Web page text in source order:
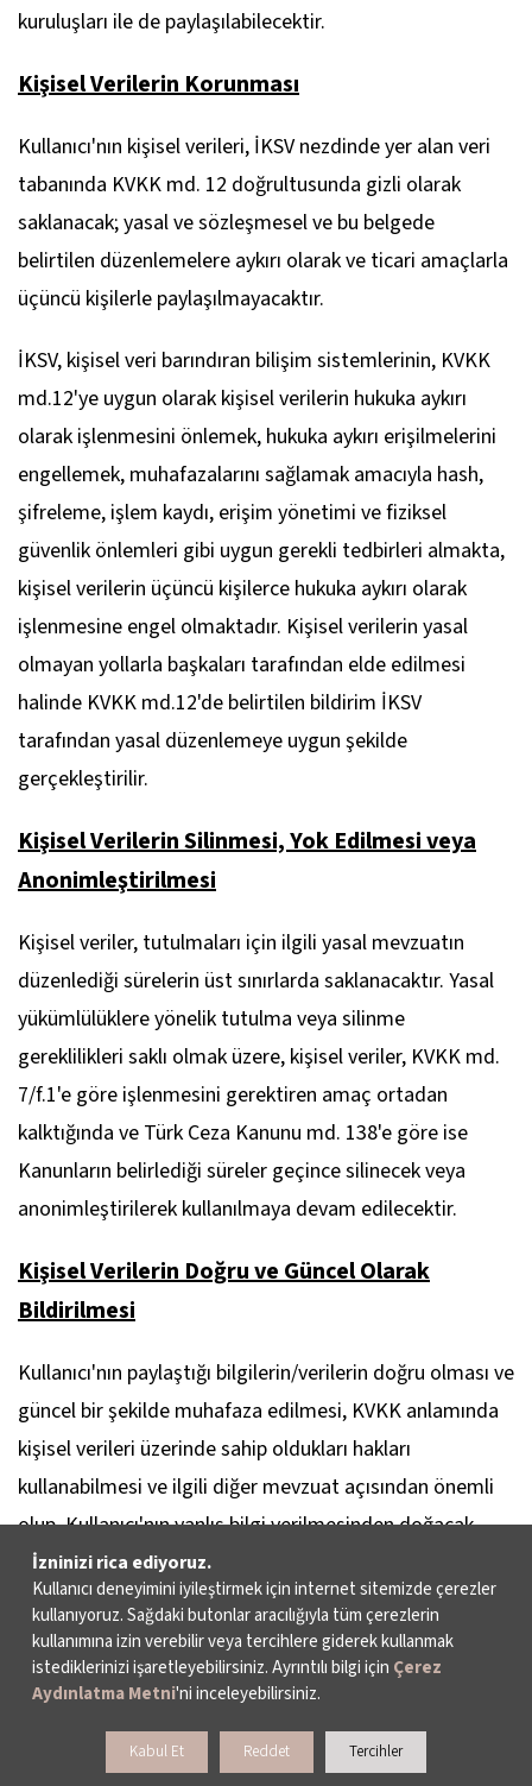
kuruluşları ile de paylaşılabilecektir.
Kişisel Verilerin Korunması
Kullanıcı'nın kişisel verileri, İKSV nezdinde yer alan veri
tabanında KVKK md. 12 doğrultusunda gizli olarak
saklanacak; yasal ve sözleşmesel ve bu belgede
belirtilen düzenlemelere aykırı olarak ve ticari amaçlarla
üçüncü kişilerle paylaşılmayacaktır.
İKSV, kişisel veri barındıran bilişim sistemlerinin, KVKK
md.12'ye uygun olarak kişisel verilerin hukuka aykırı
olarak işlenmesini önlemek, hukuka aykırı erişilmelerini
engellemek, muhafazalarını sağlamak amacıyla hash,
şifreleme, işlem kaydı, erişim yönetimi ve fiziksel
güvenlik önlemleri gibi uygun gerekli tedbirleri almakta,
kişisel verilerin üçüncü kişilerce hukuka aykırı olarak
işlenmesine engel olmaktadır. Kişisel verilerin yasal
olmayan yollarla başkaları tarafından elde edilmesi
halinde KVKK md.12'de belirtilen bildirim İKSV
tarafından yasal düzenlemeye uygun şekilde
gerçekleştirilir.
Kişisel Verilerin Silinmesi, Yok Edilmesi veya
Anonimleştirilmesi
Kişisel veriler, tutulmaları için ilgili yasal mevzuatın
düzenlediği sürelerin üst sınırlarda saklanacaktır. Yasal
yükümlülüklere yönelik tutulma veya silinme
gereklilikleri saklı olmak üzere, kişisel veriler, KVKK md.
7/f.1'e göre işlenmesini gerektiren amaç ortadan
kalktığında ve Türk Ceza Kanunu md. 138'e göre ise
Kanunların belirlediği süreler geçince silinecek veya
anonimleştirilerek kullanılmaya devam edilecektir.
Kişisel Verilerin Doğru ve Güncel Olarak
Bildirilmesi
Kullanıcı'nın paylaştığı bilgilerin/verilerin doğru olması ve
güncel bir şekilde muhafaza edilmesi, KVKK anlamında
kişisel verileri üzerinde sahip oldukları hakları
kullanabilmesi ve ilgili diğer mevzuat açısından önemli
olup, Kullanıcı'nın yanlış bilgi verilmesinden doğacak
sorumluluklar tamamen kendisine ait olacaktır.
Kişisel Verilerinize İlişkin Haklarınız
KVKK'nın 11. maddesi gereği Kullanıcı; İKSV'ye (İKSV
tarafından açıklanacak ve yasal altyapısı sağlandığında
Veri Sorumluları Sicilinde ilan edilecek temsilciye)
İzninizi rica ediyoruz.
Kullanıcı deneyimini iyileştirmek için internet sitemizde çerezler
kullanıyoruz. Sağdaki butonlar aracılığıyla tüm çerezlerin
kullanımına izin verebilir veya tercihlere giderek kullanmak
istediklerinizi işaretleyebilirsiniz. Ayrıntılı bilgi için Çerez
Aydınlatma Metni'ni inceleyebilirsiniz.
Kabul Et Reddet Tercihler